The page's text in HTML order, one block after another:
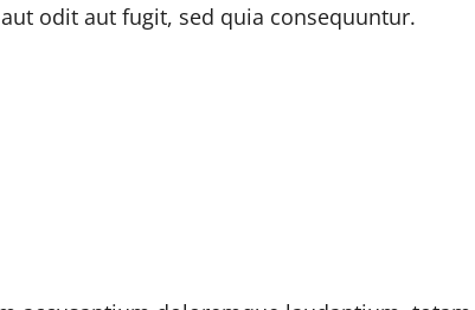
odit aut fugit, sed quia consequuntur.